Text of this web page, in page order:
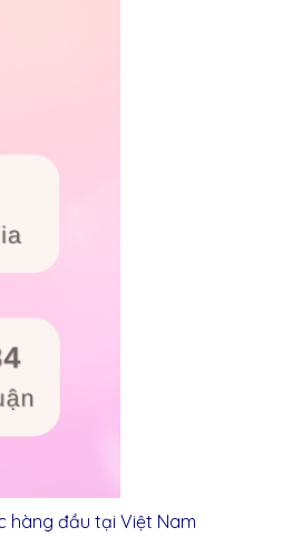
hàng đầu tại Việt Nam